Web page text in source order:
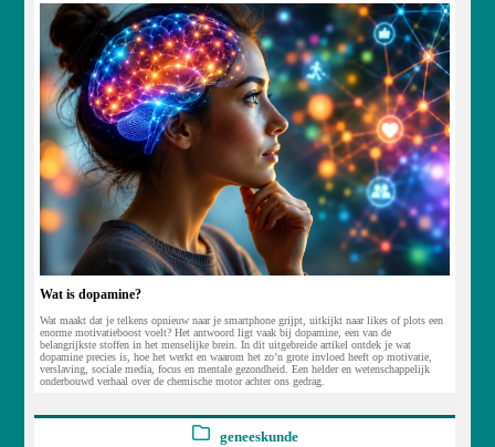
Wat is dopamine?
Wat maakt dat je telkens opnieuw naar je smartphone grijpt, uitkijkt naar likes of plots een
enorme motivatieboost voelt? Het antwoord ligt vaak bij dopamine, een van de
belangrijkste stoffen in het menselijke brein. In dit uitgebreide artikel ontdek je wat
dopamine precies is, hoe het werkt en waarom het zo’n grote invloed heeft op motivatie,
verslaving, sociale media, focus en mentale gezondheid. Een helder en wetenschappelijk
onderbouwd verhaal over de chemische motor achter ons gedrag.
geneeskunde